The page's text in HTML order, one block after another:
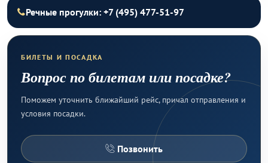
Речные прогулки: +7 (495) 477-51-97
БИЛЕТЫ И ПОСАДКА
Вопрос по билетам или посадке?
Поможем уточнить ближайший рейс, причал отправления и
условия посадки.
Позвонить